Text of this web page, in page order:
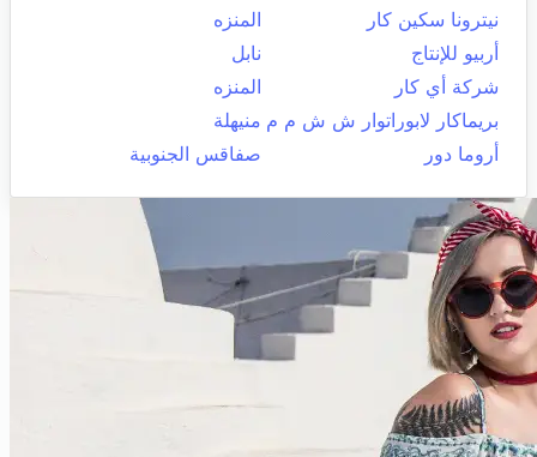
نيترونا سكين كار
المنزه
أربيو للإنتاج
نابل
شركة أي كار
المنزه
بريماكار لابوراتوار ش ش م م منيهلة
أروما دور
صفاقس الجنوبية